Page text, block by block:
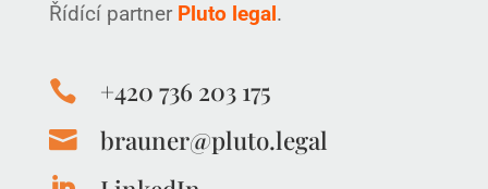
Řídící partner Pluto legal.
 +420 736 203 175
 brauner@pluto.legal